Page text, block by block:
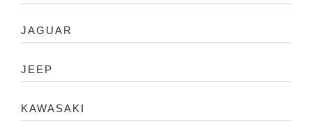
JAGUAR
JEEP
KAWASAKI